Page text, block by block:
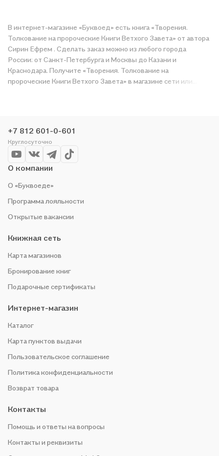
В интернет-магазине «Буквоед» есть книга «Творения.
Толкование на пророческие Книги Ветхого Завета» от автора
Сирин Ефрем . Сделать заказ можно из любого города
России: от Санкт-Петербурга и Москвы до Казани и
Краснодара. Получите «Творения. Толкование на
пророческие Книги Ветхого Завета» в магазине сети или
выгоду!
+7 812 601-0-601
Круглосуточно
О компании
О «Буквоеде»
Программа лояльности
Открытые вакансии
Книжная сеть
Карта магазинов
Бронирование книг
Подарочные сертификаты
Интернет-магазин
Каталог
Карта пунктов выдачи
Пользовательское соглашение
Политика конфиденциальности
Возврат товара
Контакты
Помощь и ответы на вопросы
Контакты и реквизиты